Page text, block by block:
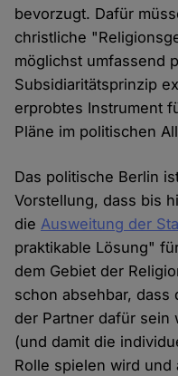
bevorzugt. Dafür
christliche
möglichst umfassend
Subsidiaritätsprinzip
erprobtes Instrument
Pläne im politischen
Das politische Berlin
Vorstellung, dass bis
dieAusweitung der
praktikable Lösung"
dem Gebiet der
schon absehbar, dass
der Partner dafür sein
(und damit die
Rolle spielen wird